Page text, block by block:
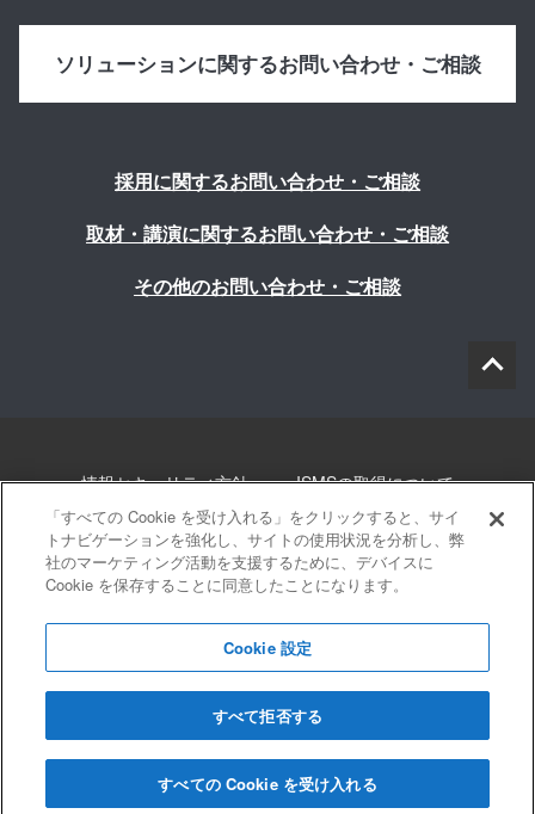
ソリューションに関するお問い合わせ・ご相談
採用に関するお問い合わせ・ご相談
取材・講演に関するお問い合わせ・ご相談
その他のお問い合わせ・ご相談
情報セキュリティ方針 ISMSの取得について
個人情報について 勧誘方針 このサイトについて
サイトマップ
「すべての Cookie を受け入れる」をクリックすると、サイ
トナビゲーションを強化し、サイトの使用状況を分析し、弊
社のマーケティング活動を支援するために、デバイスに
Cookie を保存することに同意したことになります。
Cookie 設定
すべて拒否する
すべての Cookie を受け入れる